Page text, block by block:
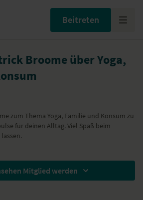
Beitreten
Broome über Yoga,
zum Thema Yoga, Familie und Konsum zu
für deinen Alltag. Viel Spaß beim
Mitglied werden